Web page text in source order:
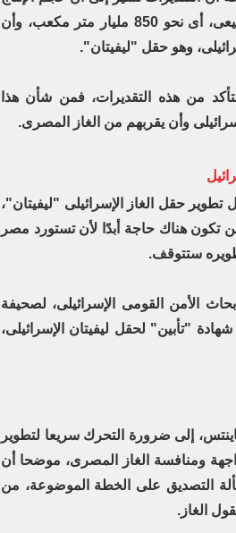
فيه سيصل لـ30 مليار وحدة قياس غاز طبيعى، أى نحو 850 مليار متر مكعب، وأن
من هذه التقديرات، فمن شأن هذا
وأن يقربهم من الغاز المصرى.
تطوير حقل الغاز الإسرائيلى "ليفيتان"،
تكون هناك حاجة أبدًا لأن تستورد مصر
ستتوقف.
الأمن القومى الإسرائيلى، لصحيفة
"تأبين" لحقل ليفيتان الإسرائيلى،
إلى ضرورة التحرك سريعا لتطوير
ومنافسة الغاز المصرى، موضحا أن
التصديق على الخطة الموضوعة، من
الغاز.